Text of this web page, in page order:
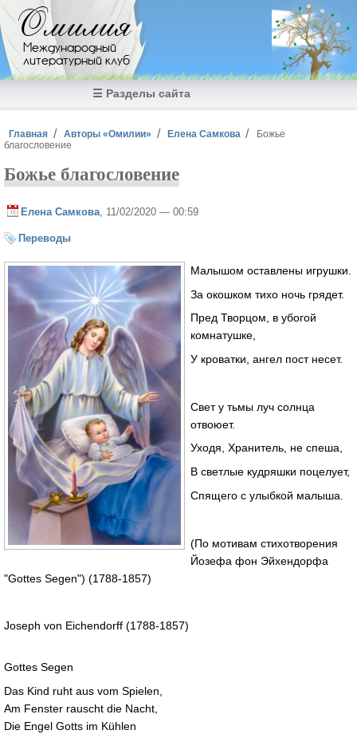
Перейти к основному содержанию
Омилия
Международный
литературный клуб
☰ Разделы сайта
Вы здесь
Главная Авторы «Омилии» Елена Самкова
Божье
благословение
Божье благословение
Елена Самкова , 11/02/2020 — 00:59
Переводы
Малышом оставлены игрушки.
За окошком тихо ночь грядет.
Пред Творцом, в убогой
комнатушке,
У кроватки, ангел пост несет.
Свет у тьмы луч солнца
отвоюет.
Уходя, Хранитель, не спеша,
В светлые кудряшки поцелует,
Спящего с улыбкой малыша.
(По мотивам стихотворения
Йозефа фон Эйхендорфа
"Gottes Segen") (1788-1857)
Joseph von Eichendorff (1788-1857)
Gottes Segen
Das Kind ruht aus vom Spielen,
Am Fenster rauscht die Nacht,
Die Engel Gotts im Kühlen